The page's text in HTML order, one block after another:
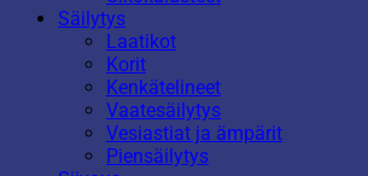
Säilytys
Laatikot
Korit
Kenkätelineet
Vaatesäilytys
Vesiastiat ja ämpärit
Piensäilytys